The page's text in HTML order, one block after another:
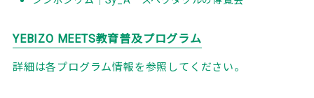
YEBIZO MEETS教育普及プログラム
詳細は各プログラム情報を参照してください。